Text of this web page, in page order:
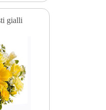
gialli